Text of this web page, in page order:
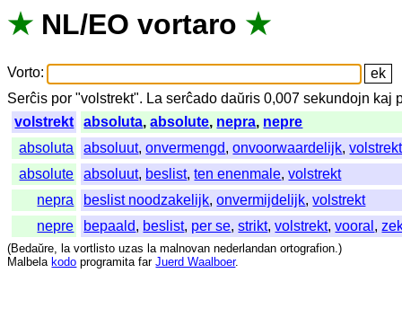
★ NL/EO vortaro ★
Vorto:
Serĉis por "volstrekt". La serĉado daŭris 0,007sekundojn kaj
volstrekt
absoluta,absolute, nepra, nepre
absoluta
absoluut,onvermengd,onvoorwaardelijk,volstrekt
absolute
absoluut, beslist,ten enenmale,volstrekt
nepra
beslist noodzakelijk,onvermijdelijk,volstrekt
nepre
bepaald, beslist, per se,strikt,volstrekt,vooral ,
(Bedaŭre, la vortlisto uzas la malnovan nederlandan ortografion.)
Malbela kodo programita far Juerd Waalboer.